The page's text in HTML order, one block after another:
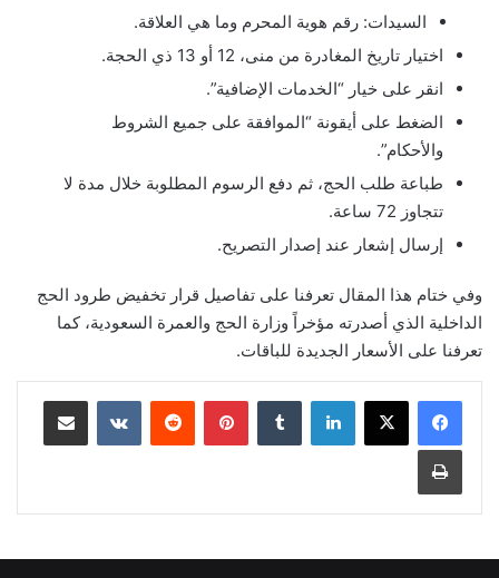
السيدات: رقم هوية المحرم وما هي العلاقة.
اختيار تاريخ المغادرة من منى، 12 أو 13 ذي الحجة.
انقر على خيار “الخدمات الإضافية”.
الضغط على أيقونة “الموافقة على جميع الشروط
والأحكام”.
طباعة طلب الحج، ثم دفع الرسوم المطلوبة خلال مدة لا
تتجاوز 72 ساعة.
إرسال إشعار عند إصدار التصريح.
وفي ختام هذا المقال تعرفنا على تفاصيل قرار تخفيض طرود الحج
الداخلية الذي أصدرته مؤخراً وزارة الحج والعمرة السعودية، كما
تعرفنا على الأسعار الجديدة للباقات.
لينكدإن بينتيريست مشاركة عبر البريد
طباعة